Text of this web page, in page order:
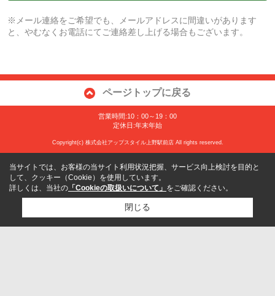
※メール連絡をご希望でも、メールアドレスに間違いがあります
と、やむなくお電話にてご連絡差し上げる場合もございます。
ページトップに戻る
営業時間:10：00～19：00
定休日:年末年始
Copyright(c) 株式会社アップスタイル上野駅前店 All rights reserved.
当サイトでは、お客様の当サイト利用状況把握、サービス向上検討を目的と
して、クッキー（Cookie）を使用しています。
詳しくは、当社の 「Cookieの取扱いについて」 をご確認ください。
閉じる